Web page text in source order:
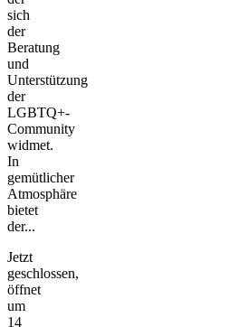
sich
der
Beratung
und
Unterstützung
der
LGBTQ+-
Community
widmet.
In
gemütlicher
Atmosphäre
bietet
der...
Jetzt
geschlossen,
öffnet
um
14